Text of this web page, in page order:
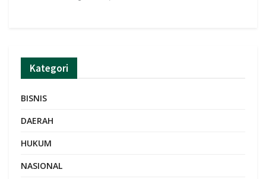
Kategori
BISNIS
DAERAH
HUKUM
NASIONAL